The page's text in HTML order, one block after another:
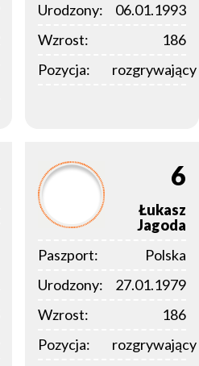
Urodzony:
06.01.1993
Wzrost:
186
Pozycja:
rozgrywający
6
Łukasz
Jagoda
Paszport:
Polska
Urodzony:
27.01.1979
Wzrost:
186
Pozycja:
rozgrywający